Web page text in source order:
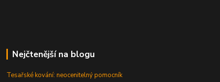
Nejčtenější na blogu
Tesařské kování: neocenitelný pomocník